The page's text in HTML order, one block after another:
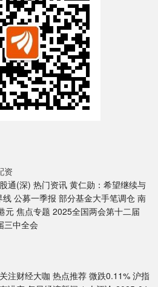
资
通(深) 热门资讯 黄仁勋：希望继续与
公募一季报 部分基金大手笔调仓 南
元 焦点专题 2025全国两会第十二届
三中全会
注财经大咖 热点推荐 微跌0.11% 沪指